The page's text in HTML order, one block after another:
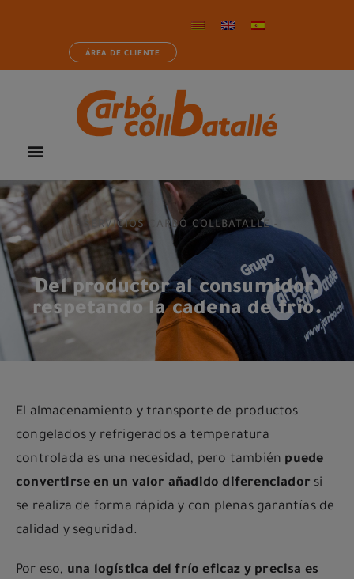
ÁREA DE CLIENTE
- SERVICIOS CARBÓ COLLBATALLÉ -
Del productor al consumidor,
respetando la cadena de frío.
El almacenamiento y transporte de productos
congelados y refrigerados a temperatura
controlada es una necesidad, pero también puede
convertirse en un valor añadido diferenciador si
se realiza de forma rápida y con plenas garantías de
calidad y seguridad.
Por eso, una logística del frío eficaz y precisa es